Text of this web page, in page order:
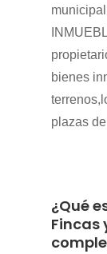
bienes
plazas
¿Qué
Fincas